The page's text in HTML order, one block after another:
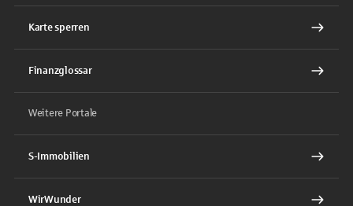
Karte sperren
Finanzglossar
Weitere Portale
S-Immobilien
WirWunder